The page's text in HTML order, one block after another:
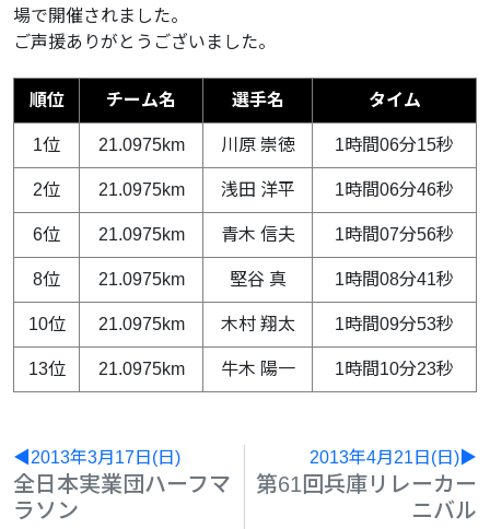
場で開催されました。
ご声援ありがとうございました。
順位 チーム名 選手名 タイム
1位 21.0975km 川原 崇徳 1時間06分15秒
2位 21.0975km 浅田 洋平 1時間06分46秒
6位 21.0975km 青木 信夫 1時間07分56秒
8位 21.0975km 堅谷 真 1時間08分41秒
10位 21.0975km 木村 翔太 1時間09分53秒
13位 21.0975km 牛木 陽一 1時間10分23秒
◀2013年3月17日(日)
全日本実業団ハーフマ
ラソン
2013年4月21日(日)▶
第61回兵庫リレーカー
ニバル